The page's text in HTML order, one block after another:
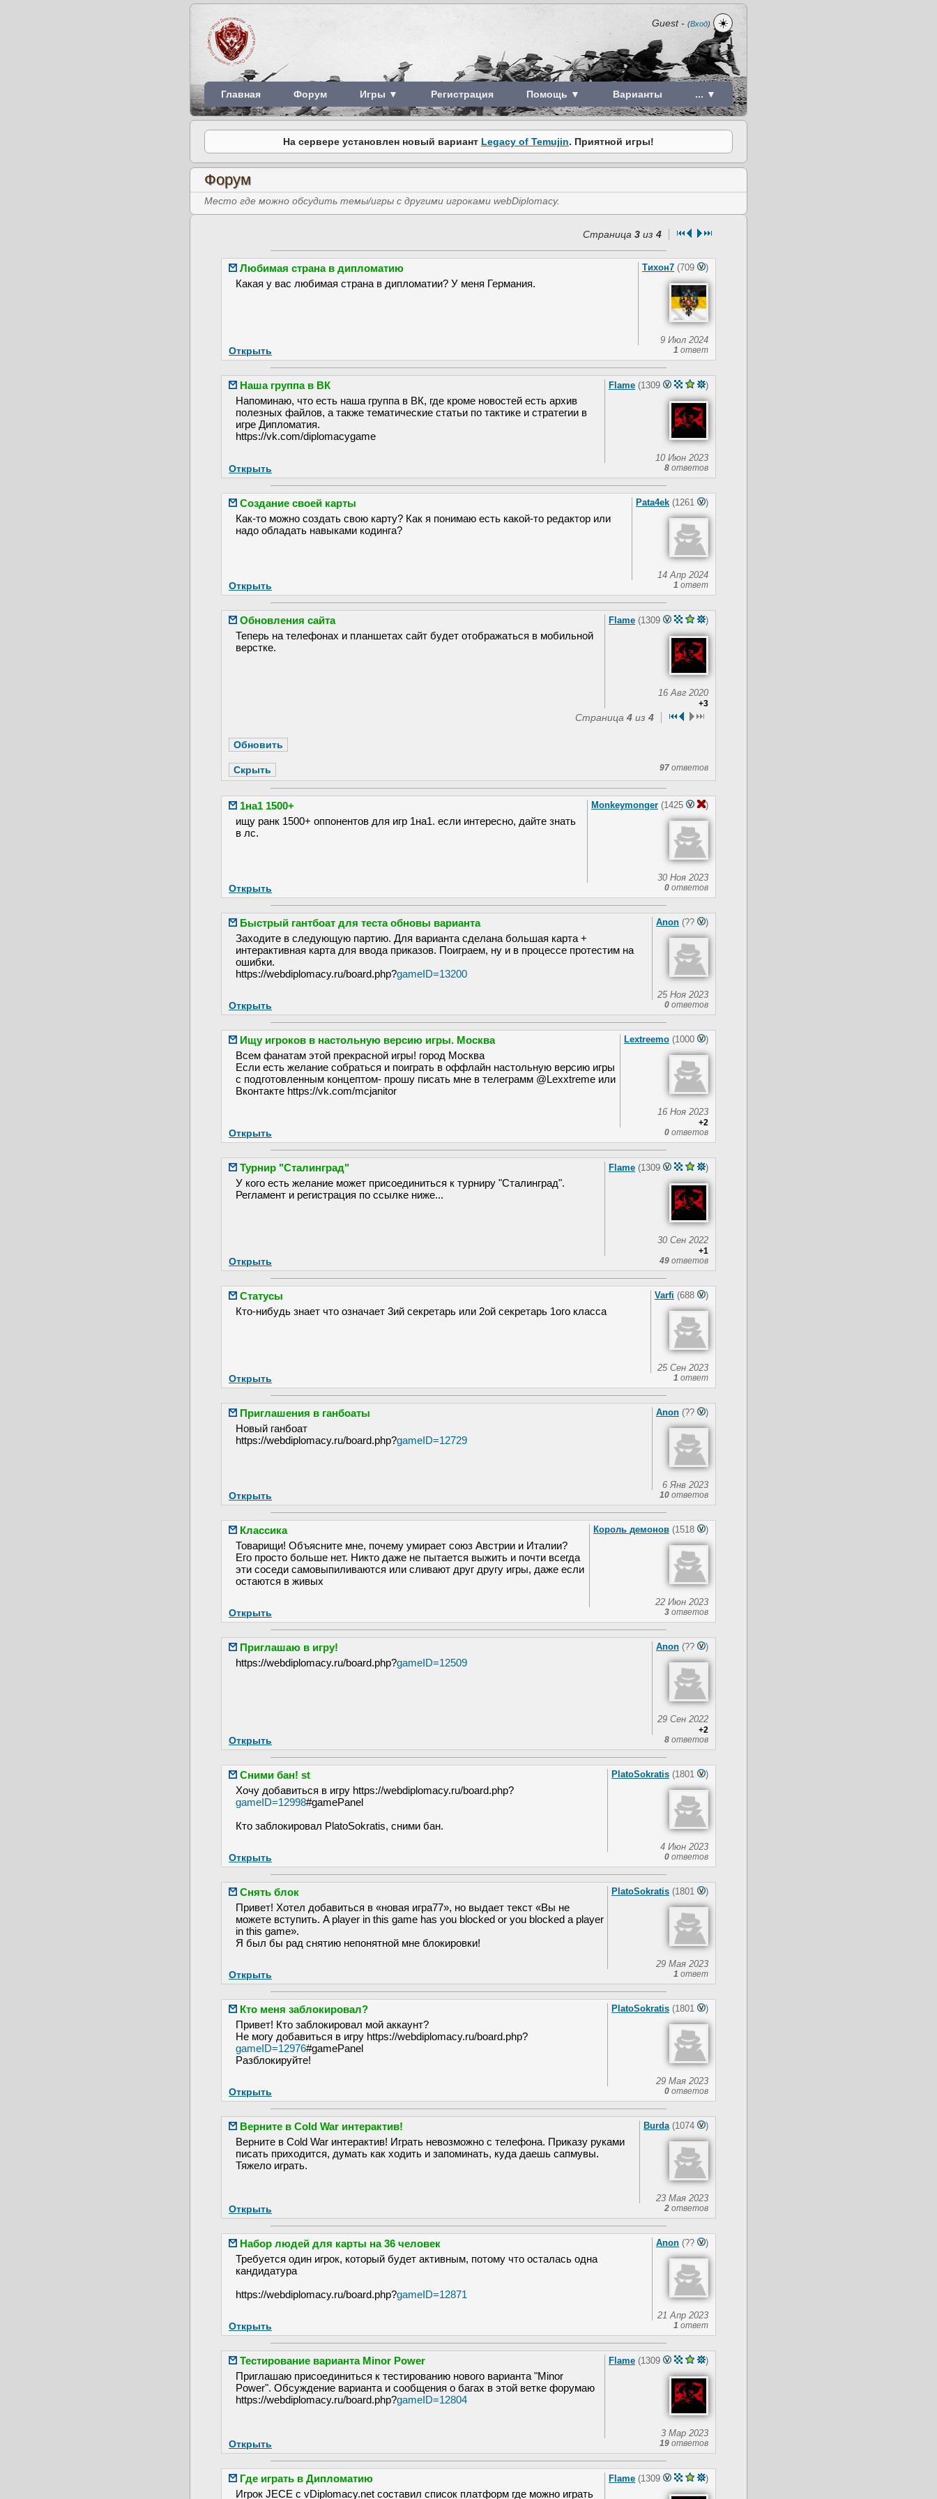
Guest- (Вход) ☀️
Главная Форум Игры ▼ Регистрация Помощь ▼ Варианты ... ▼
На сервере установлен новый вариант Legacy of Temujin. Приятной игры!
Форум
Место где можно обсудить темы/игры с другими игроками webDiplomacy.
Страница 3 из 4
Тихон7 (709 )
9 Июл 2024
Любимая страна в дипломатию
Какая у вас любимая страна в дипломатии? У меня Германия.
1 ответ
Открыть
Flame (1309 )
10 Июн 2023
Наша группа в ВК
Напоминаю, что есть наша группа в ВК, где кроме новостей есть архив
полезных файлов, а также тематические статьи по тактике и стратегии в
игре Дипломатия.
https://vk.com/diplomacygame
8 ответов
Открыть
Pata4ek (1261 )
14 Апр 2024
Создание своей карты
Как-то можно создать свою карту? Как я понимаю есть какой-то редактор или
надо обладать навыками кодинга?
1 ответ
Открыть
Flame (1309 )
16 Авг 2020
+3
Обновления сайта
Теперь на телефонах и планшетах сайт будет отображаться в мобильной
верстке.
Страница 4 из 4
97 ответов
Monkeymonger (1425 )
30 Ноя 2023
1на1 1500+
ищу ранк 1500+ оппонентов для игр 1на1. если интересно, дайте знать
в лс.
0 ответов
Открыть
Anon (?? )
25 Ноя 2023
Быстрый гантбоат для теста обновы варианта
Заходите в следующую партию. Для варианта сделана большая карта +
интерактивная карта для ввода приказов. Поиграем, ну и в процессе протестим на
ошибки.
https://webdiplomacy.ru/board.php?gameID=13200
0 ответов
Открыть
Lextreemo (1000 )
16 Ноя 2023
+2
Ищу игроков в настольную версию игры. Москва
Всем фанатам этой прекрасной игры! город Москва
Если есть желание собраться и поиграть в оффлайн настольную версию игры
с подготовленным концептом- прошу писать мне в телеграмм @Lexxtreme или
Вконтакте https://vk.com/mcjanitor
0 ответов
Открыть
Flame (1309 )
30 Сен 2022
+1
Турнир "Сталинград"
У кого есть желание может присоединиться к турниру "Сталинград".
Регламент и регистрация по ссылке ниже...
49 ответов
Открыть
Varfi (688 )
25 Сен 2023
Статусы
Кто-нибудь знает что означает 3ий секретарь или 2ой секретарь 1ого класса
1 ответ
Открыть
Anon (?? )
6 Янв 2023
Приглашения в ганбоаты
Новый ганбоат
https://webdiplomacy.ru/board.php?gameID=12729
10 ответов
Открыть
Король демонов (1518 )
22 Июн 2023
Классика
Товарищи! Объясните мне, почему умирает союз Австрии и Италии?
Его просто больше нет. Никто даже не пытается выжить и почти всегда
эти соседи самовыпиливаются или сливают друг другу игры, даже если
остаются в живых
3 ответов
Открыть
Anon (?? )
29 Сен 2022
+2
Приглашаю в игру!
https://webdiplomacy.ru/board.php?gameID=12509
8 ответов
Открыть
PlatoSokratis (1801 )
4 Июн 2023
Сними бан! st
Хочу добавиться в игру https://webdiplomacy.ru/board.php?
gameID=12998#gamePanel
Кто заблокировал PlatoSokratis, сними бан.
0 ответов
Открыть
PlatoSokratis (1801 )
29 Мая 2023
Снять блок
Привет! Хотел добавиться в «новая игра77», но выдает текст «Вы не
можете вступить. A player in this game has you blocked or you blocked a player
in this game».
Я был бы рад снятию непонятной мне блокировки!
1 ответ
Открыть
PlatoSokratis (1801 )
29 Мая 2023
Кто меня заблокировал?
Привет! Кто заблокировал мой аккаунт?
Не могу добавиться в игру https://webdiplomacy.ru/board.php?
gameID=12976#gamePanel
Разблокируйте!
0 ответов
Открыть
Burda(1074 )
23 Мая 2023
Верните в Cold War интерактив!
Верните в Cold War интерактив! Играть невозможно с телефона. Приказу руками
писать приходится, думать как ходить и запоминать, куда даешь сапмувы.
Тяжело играть.
2 ответов
Открыть
Anon (?? )
21 Апр 2023
Набор людей для карты на 36 человек
Требуется один игрок, который будет активным, потому что осталась одна
кандидатура
https://webdiplomacy.ru/board.php?gameID=12871
1 ответ
Открыть
Flame (1309 )
3 Мар 2023
Тестирование варианта Minor Power
Приглашаю присоединиться к тестированию нового варианта "Minor
Power". Обсуждение варианта и сообщения о багах в этой ветке форумаю
https://webdiplomacy.ru/board.php?gameID=12804
19 ответов
Открыть
Flame (1309 )
Где играть в Дипломатию
Игрок JECE с vDiplomacy.net составил список платформ где можно играть